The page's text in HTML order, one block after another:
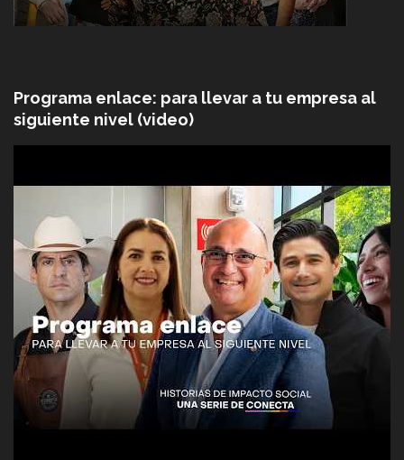
Programa enlace: para llevar a tu empresa al
siguiente nivel (video)